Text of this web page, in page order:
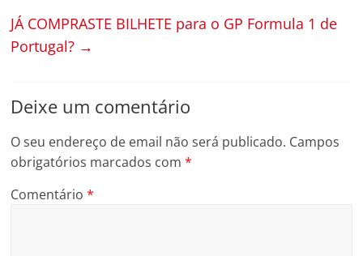
JÁ COMPRASTE BILHETE para o GP Formula 1 de
Portugal? →
Deixe um comentário
O seu endereço de email não será publicado. Campos
obrigatórios marcados com*
Comentário*